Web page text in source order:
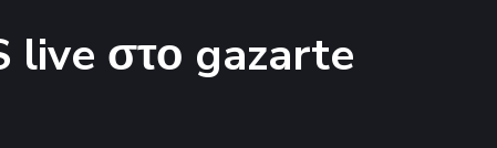
live στο gazarte